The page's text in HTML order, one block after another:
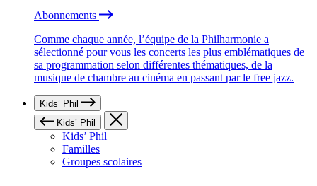
Abonnements
Comme chaque année, l’équipe de la Philharmonie a
sélectionné pour vous les concerts les plus emblématiques de
sa programmation selon différentes thématiques, de la
musique de chambre au cinéma en passant par le free jazz.
Kids’ Phil
Kids’ Phil
Kids’ Phil
Familles
Groupes scolaires